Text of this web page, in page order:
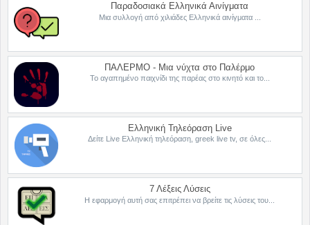
Παραδοσιακά Ελληνικά Αινίγματα
Μια συλλογή από χιλιάδες Ελληνικά αινίγματα ...
ΠΑΛΕΡΜΟ - Μια νύχτα στο Παλέρμο
Το αγαπημένο παιχνίδι της παρέας στο κινητό και το...
Ελληνική Τηλεόραση Live
Δείτε Live Ελληνική τηλεόραση, greek live tv, σε όλες...
7 Λέξεις Λύσεις
Η εφαρμογή αυτή σας επιτρέπει να βρείτε τις λύσεις του...